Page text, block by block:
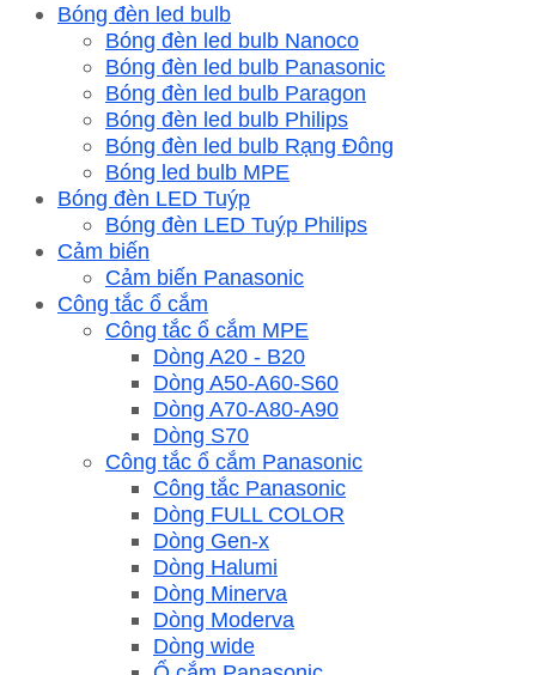
1,091,000₫.
là:
763,700₫.
Bóng đèn led bulb
Bóng đèn led bulb Nanoco
Bóng đèn led bulb Panasonic
Bóng đèn led bulb Paragon
Bóng đèn led bulb Philips
Bóng đèn led bulb Rạng Đông
Bóng led bulb MPE
Bóng đèn LED Tuýp
Bóng đèn LED Tuýp Philips
Cảm biến
Cảm biến Panasonic
Công tắc ổ cắm
Công tắc ổ cắm MPE
Dòng A20 - B20
Dòng A50-A60-S60
Dòng A70-A80-A90
Dòng S70
Công tắc ổ cắm Panasonic
Công tắc Panasonic
Dòng FULL COLOR
Dòng Gen-x
Dòng Halumi
Dòng Minerva
Dòng Moderva
Dòng wide